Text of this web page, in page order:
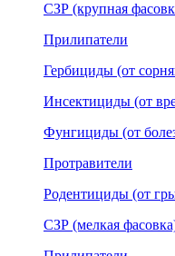
СЗР (крупная
Прилипатели
Гербициды (от
Инсектициды (от
Фунгициды (от
Протравители
Родентициды (от
СЗР (мелкая